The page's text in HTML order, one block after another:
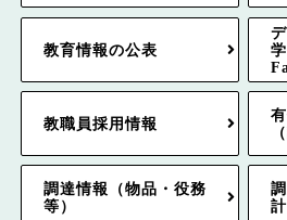
教育情報の公表
学
教職員採用情報
調達情報（物品・役務
等）